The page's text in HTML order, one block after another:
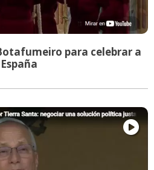
para celebrar a